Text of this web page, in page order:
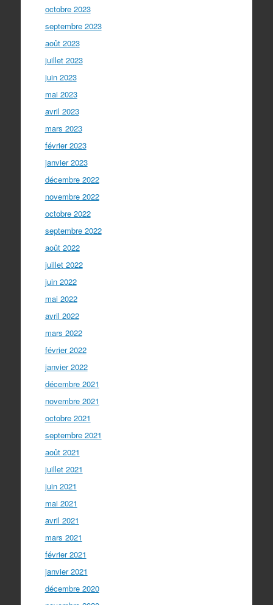
octobre 2023
septembre 2023
août 2023
juillet 2023
juin 2023
mai 2023
avril 2023
mars 2023
février 2023
janvier 2023
décembre 2022
novembre 2022
octobre 2022
septembre 2022
août 2022
juillet 2022
juin 2022
mai 2022
avril 2022
mars 2022
février 2022
janvier 2022
décembre 2021
novembre 2021
octobre 2021
septembre 2021
août 2021
juillet 2021
juin 2021
mai 2021
avril 2021
mars 2021
février 2021
janvier 2021
décembre 2020